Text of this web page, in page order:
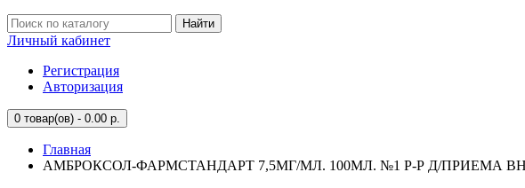
Найти
Личный кабинет
Регистрация
Авторизация
0 товар(ов) - 0.00 р.
Главная
АМБРОКСОЛ-ФАРМСТАНДАРТ 7,5МГ/МЛ. 100МЛ. №1 Р-Р Д/ПРИЕМА